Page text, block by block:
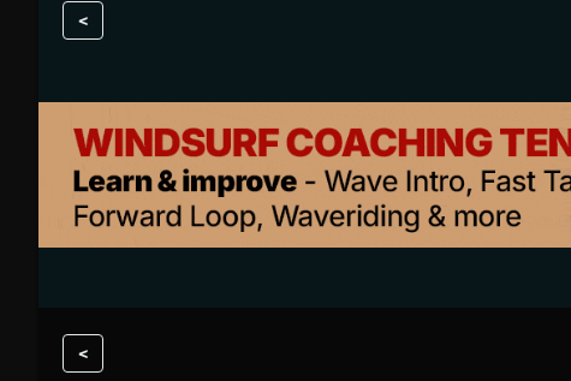
<
<